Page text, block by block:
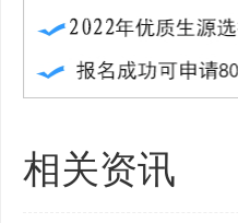
相关资讯